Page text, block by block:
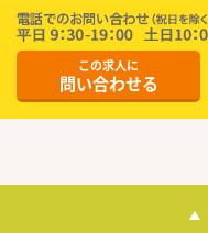
この求人に
問い合わせる